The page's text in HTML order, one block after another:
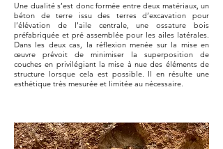
Une dualité s’est donc formée entre deux matériaux, un
béton de terre issu des terres d’excavation pour
l’élévation de l’aile centrale, une ossature bois
préfabriquée et pré assemblée pour les ailes latérales.
Dans les deux cas, la réflexion menée sur la mise en
œuvre prévoit de minimiser la superposition de
couches en privilégiant la mise à nue des éléments de
structure lorsque cela est possible. Il en résulte une
esthétique très mesurée et limitée au nécessaire.